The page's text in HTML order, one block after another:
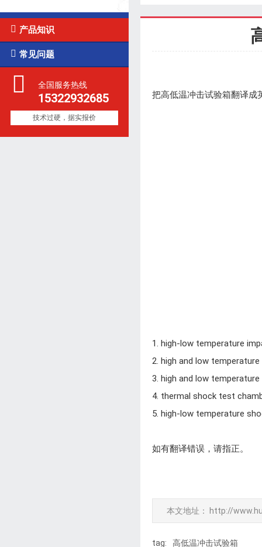
 产品知识
 常见问题
全国服务热线
15322932685
技术过硬，据实报价
把高低温冲击试验箱翻译成
1. high-low temperature
2. high and low
3. high and low
4. thermal shock test
5. high-low temperature
如有翻译错误，请指正。
本文地址： http://
tag: 高低温冲击试验箱